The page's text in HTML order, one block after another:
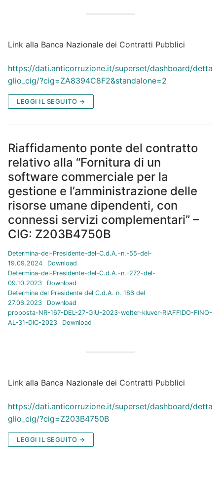
Link alla Banca Nazionale dei Contratti Pubblici
https://dati.anticorruzione.it/superset/dashboard/detta
glio_cig/?cig=ZA8394C8F2&standalone=2
LEGGI IL SEGUITO →
Riaffidamento ponte del contratto
relativo alla “Fornitura di un
software commerciale per la
gestione e l’amministrazione delle
risorse umane dipendenti, con
connessi servizi complementari” –
CIG: Z203B4750B
Determina-del-Presidente-del-C.d.A.-n.-55-del-
19.09.2024
Download
Determina-del-Presidente-del-C.d.A.-n.-272-del-
09.10.2023
Download
Determina del Presidente del C.d.A. n. 186 del
27.06.2023
Download
proposta-NR-167-DEL-27-GIU-2023-wolter-kluver-RIAFFIDO-FINO-
AL-31-DIC-2023
Download
Link alla Banca Nazionale dei Contratti Pubblici
https://dati.anticorruzione.it/superset/dashboard/detta
glio_cig/?cig=Z203B4750B
LEGGI IL SEGUITO →